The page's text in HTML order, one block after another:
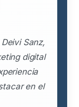
Sanz,
digital
en el